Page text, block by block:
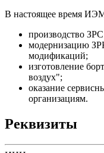
В настоящее время
производство
модернизацию
модификаций;
изготовление
воздух";
оказание
организациям.
Реквизиты